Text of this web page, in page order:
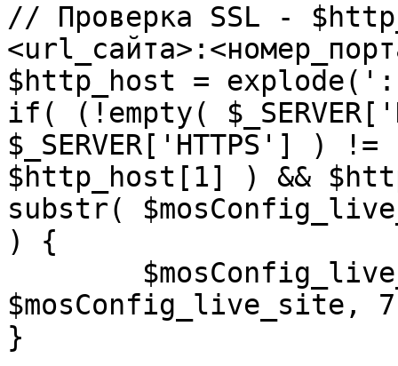
// Проверка SSL -
$http_host = explode(':',
if( (!empty(
$_SERVER['HTTPS']
$http_host[1] ) &&
substr(
) {
$mosConfig_live_site,
}